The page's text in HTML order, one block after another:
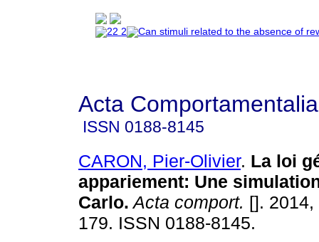
Acta Comportamentalia
ISSN 0188-8145
CARON, Pier-Olivier. La loi
appariement: Une
Carlo. Acta comport. [].
179. ISSN 0188-8145.